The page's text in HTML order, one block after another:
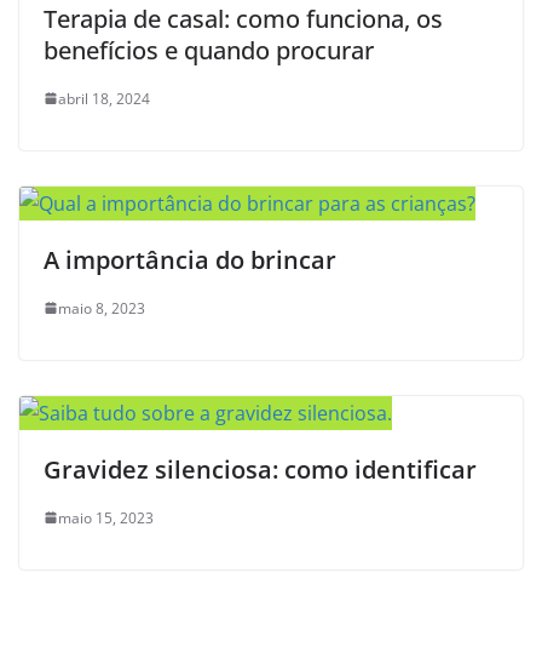
Terapia de casal: como funciona, os
benefícios e quando procurar
abril 18, 2024
A importância do brincar
maio 8, 2023
Gravidez silenciosa: como identificar
maio 15, 2023